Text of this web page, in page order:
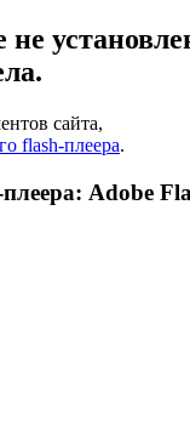
сайта,
flash-плеера.
Adobe